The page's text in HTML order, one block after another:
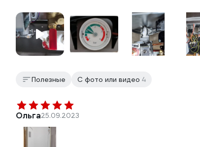
Полезные С фото или видео 4
Ольга25.09.2023